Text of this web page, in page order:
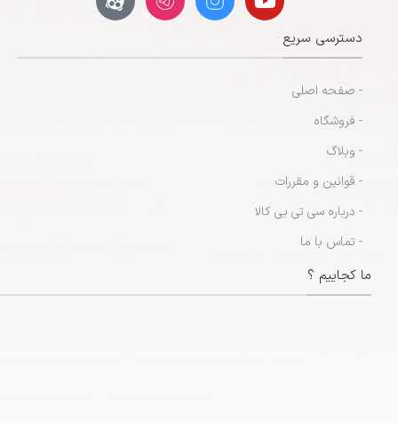
دسترسی سریع
- صفحه اصلی
- فروشگاه
- وبلاگ
- قوانین و مقررات
- درباره سی تی بی کالا
- تماس با ما
ما کجاییم ؟